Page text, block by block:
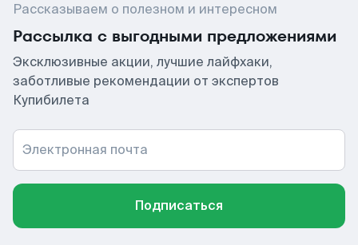
Рассказываем о полезном и интересном
Рассылка с выгодными предложениями
Эксклюзивные акции, лучшие лайфхаки,
заботливые рекомендации от экспертов
Купибилета
Электронная почта
Подписаться